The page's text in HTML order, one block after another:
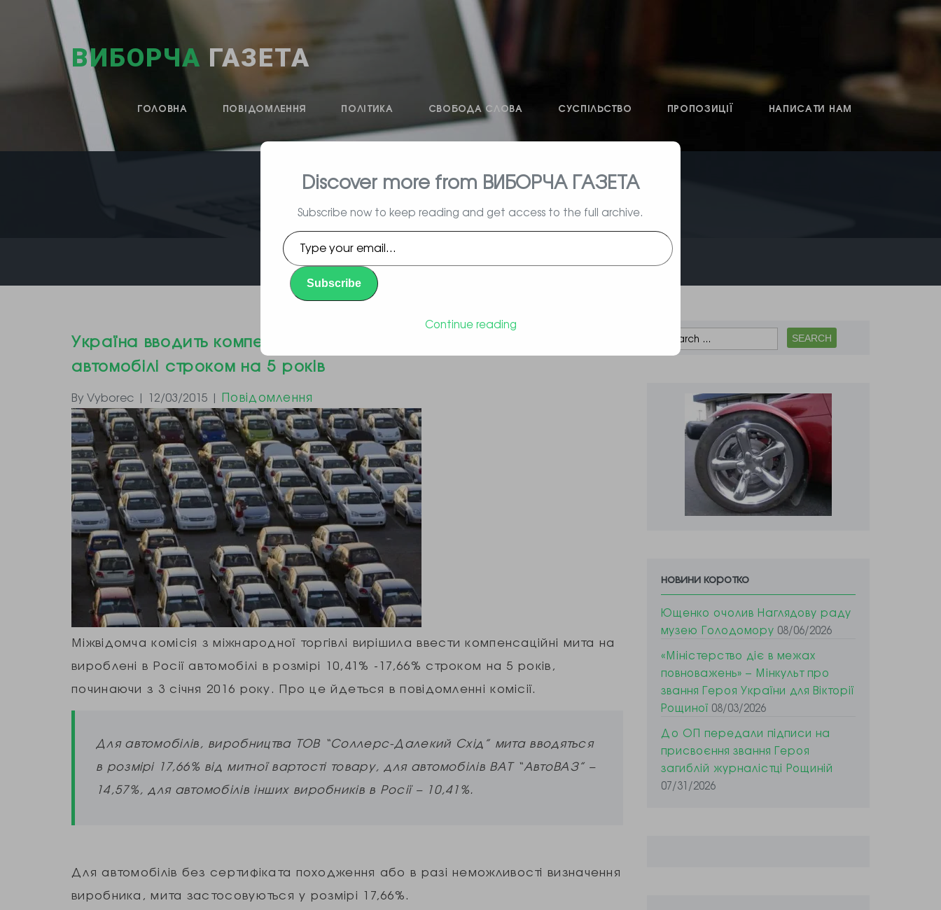
ВИБОРЧА ГАЗЕТА
ГОЛОВНА ПОВІДОМЛЕННЯ ПОЛІТИКА СВОБОДА СЛОВА СУСПІЛЬСТВО ПРОПОЗИЦІЇ НАПИСАТИ НАМ
влада, вибори, народ
Україна вводить компенсаційні мита на вироблені в Росії
автомобілі строком на 5 років
By Vyborec | 12/03/2015 | Повідомлення
Міжвідомча комісія з міжнародної торгівлі вирішила ввести компенсаційні мита на
вироблені в Росії автомобілі в розмірі 10,41% -17,66% строком на 5 років,
починаючи з 3 січня 2016 року. Про це йдеться в повідомленні комісії.
Для автомобілів, виробництва ТОВ “Соллерс-Далекий Схід” мита вводяться
в розмірі 17,66% від митної вартості товару, для автомобілів ВАТ “АвтоВАЗ” –
14,57%, для автомобілів інших виробників в Росії – 10,41%.
Для автомобілів без сертифіката походження або в разі неможливості визначення
виробника, мита застосовуються у розмірі 17,66%.
новини коротко
Ющенко очолив Наглядову раду
музею Голодомору 08/06/2026
«Міністерство діє в межах
повноважень» – Мінкульт про
звання Героя України для Вікторії
Рощиної 08/03/2026
До ОП передали підписи на
присвоєння звання Героя
загиблій журналістці Рощиній
07/31/2026
Discover more from ВИБОРЧА ГАЗЕТА
Subscribe now to keep reading and get access to the full archive.
Type
your
email…
Subscribe
Continue reading